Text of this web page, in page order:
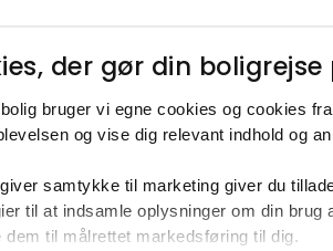
der gør din boligrejse
bruger vi egne cookies og cookies
og vise dig relevant indhold og
samtykke til marketing giver du
til at indsamle oplysninger om din
dem til målrettet markedsføring til dig.​
Boligfakta
Energimærke
Varmekilde